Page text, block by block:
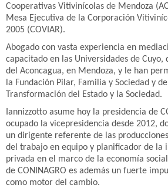
Cooperativas Vitivinícolas de Mendoza
Mesa Ejecutiva de la Corporación
2005 (COVIAR).
Abogado con vasta experiencia en
capacitado en las Universidades de Cuyo,
del Aconcagua, en Mendoza, y le han
la Fundación Pilar, Familia y Sociedad y
Transformación del Estado y la Sociedad.
Iannizzotto asume hoy la presidencia de
ocupado la vicepresidencia desde 2012,
un dirigente referente de las
del trabajo en equipo y planificador de la
privada en el marco de la economía
de CONINAGRO es además un fuerte
como motor del cambio.